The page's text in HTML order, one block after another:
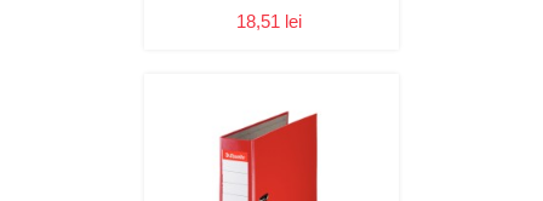
18,51 lei